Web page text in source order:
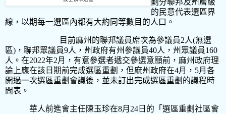
劃分聯邦及州層級
的民意代表選區界
線，以期每一選區內都有大約同等數目的人口。
目前麻州的聯邦議員席次為參議員2人(無選
區)，聯邦眾議員9人，州政府有州參議員40人，州眾議員160
人。在2022年2月，有意參選者遞交參選意願前，麻州政府理
論上應在該日期前完成選區重劃，但麻州政府在4月，5月各
開過一次選區重劃會議後，並未訂出完成選區重劃的議程時
間表。
華人前進會主任陳玉珍在8月 24 日的「選區重劃社區會